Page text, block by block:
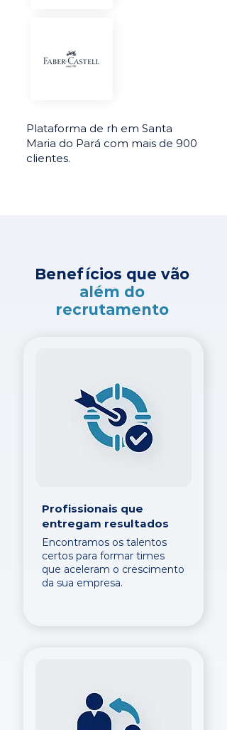
Plataforma de rh em Santa
Maria do Pará com mais de 900
clientes.
Benefícios que vão
além do
recrutamento
Profissionais que
entregam resultados
Encontramos os talentos
certos para formar times
que aceleram o crescimento
da sua empresa.